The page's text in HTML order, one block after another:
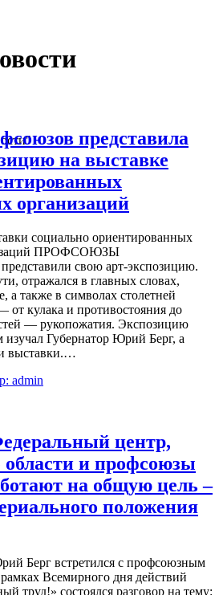
представила
на выставке
организаций
социально ориентированных
ПРОФСОЮЗЫ
свою арт-экспозицию.
отражался в главных словах,
а также в символах столетней
кулака и противостояния до
— рукопожатия. Экспозицию
изучал Губернатор Юрий Берг, а
выставки.…
admin
центр,
области и профсоюзы
на общую цель –
положения
Берг встретился с профсоюзным
Всемирного дня действий
труд!» состоялся разговор на тему: